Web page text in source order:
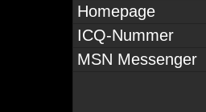
Homepage
ICQ-Nummer
MSN Messenger